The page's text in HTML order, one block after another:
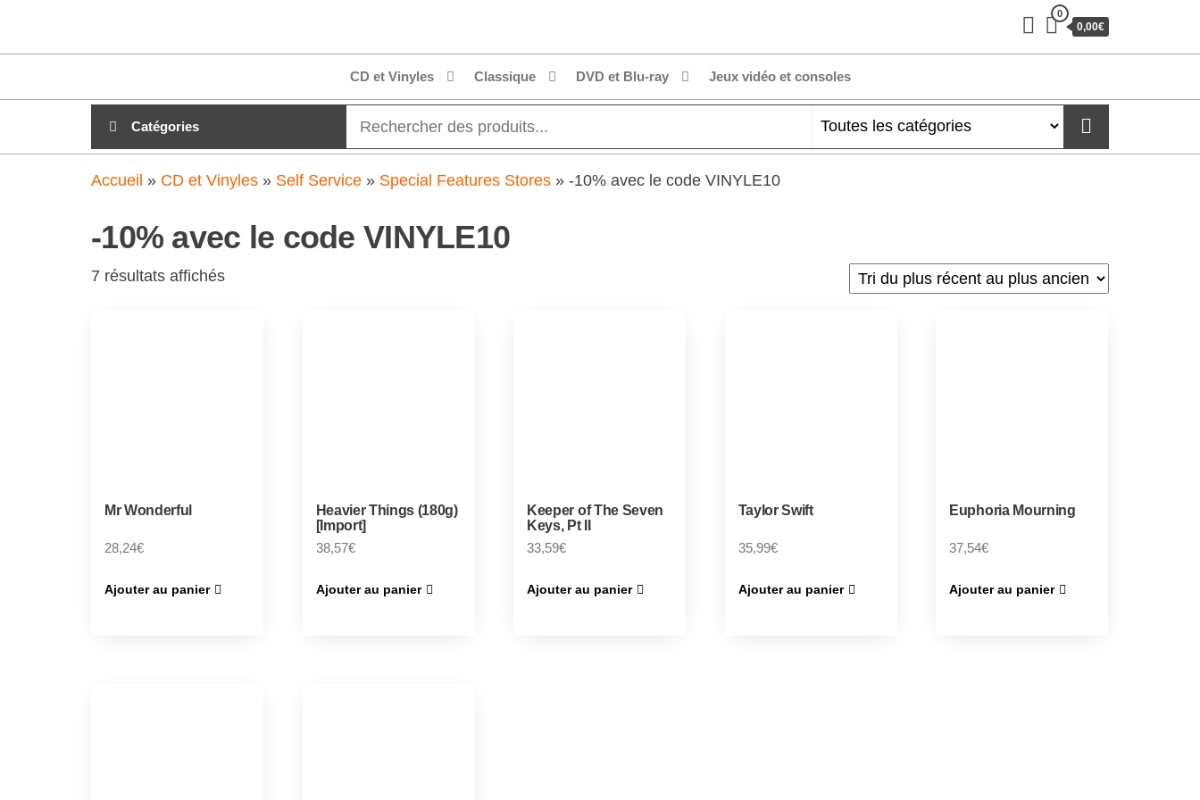
clubdial.fr
0
0,00€
CD et Vinyles Classique DVD et Blu-ray Jeux vidéo et consoles
Catégories
Accueil » CD et Vinyles » Self Service » Special Features Stores » -10% avec le code VINYLE10
-10% avec le code VINYLE10
7 résultats affichés
Mr Wonderful
28,24€
Ajouter au panier
Heavier Things (180g)
[Import]
38,57€
Ajouter au panier
Keeper of The Seven
Keys, Pt II
33,59€
Ajouter au panier
Taylor Swift
35,99€
Ajouter au panier
Euphoria Mourning
37,54€
Ajouter au panier